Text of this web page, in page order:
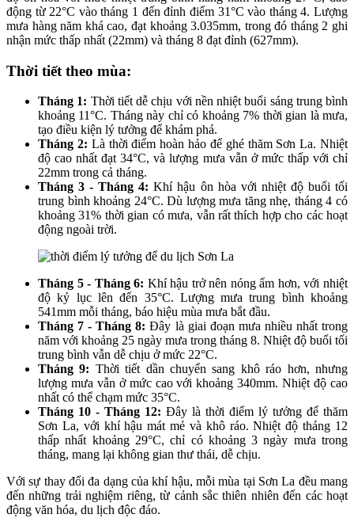
động từ 22°C vào tháng 1 đến đỉnh điểm 31°C vào tháng 4. Lượng
mưa hàng năm khá cao, đạt khoảng 3.035mm, trong đó tháng 2 ghi
nhận mức thấp nhất (22mm) và tháng 8 đạt đỉnh (627mm).
Thời tiết theo mùa:
Tháng 1: Thời tiết dễ chịu với nền nhiệt buổi sáng trung bình
khoảng 11°C. Tháng này chỉ có khoảng 7% thời gian là mưa,
tạo điều kiện lý tưởng để khám phá.
Tháng 2: Là thời điểm hoàn hảo để ghé thăm Sơn La. Nhiệt
độ cao nhất đạt 34°C, và lượng mưa vẫn ở mức thấp với chỉ
22mm trong cả tháng.
Tháng 3 - Tháng 4: Khí hậu ôn hòa với nhiệt độ buổi tối
trung bình khoảng 24°C. Dù lượng mưa tăng nhẹ, tháng 4 có
khoảng 31% thời gian có mưa, vẫn rất thích hợp cho các hoạt
động ngoài trời.
Tháng 5 - Tháng 6: Khí hậu trở nên nóng ẩm hơn, với nhiệt
độ kỷ lục lên đến 35°C. Lượng mưa trung bình khoảng
541mm mỗi tháng, báo hiệu mùa mưa bắt đầu.
Tháng 7 - Tháng 8: Đây là giai đoạn mưa nhiều nhất trong
năm với khoảng 25 ngày mưa trong tháng 8. Nhiệt độ buổi tối
trung bình vẫn dễ chịu ở mức 22°C.
Tháng 9: Thời tiết dần chuyển sang khô ráo hơn, nhưng
lượng mưa vẫn ở mức cao với khoảng 340mm. Nhiệt độ cao
nhất có thể chạm mức 35°C.
Tháng 10 - Tháng 12: Đây là thời điểm lý tưởng để thăm
Sơn La, với khí hậu mát mẻ và khô ráo. Nhiệt độ tháng 12
thấp nhất khoảng 29°C, chỉ có khoảng 3 ngày mưa trong
tháng, mang lại không gian thư thái, dễ chịu.
Với sự thay đổi đa dạng của khí hậu, mỗi mùa tại Sơn La đều mang
đến những trải nghiệm riêng, từ cảnh sắc thiên nhiên đến các hoạt
động văn hóa, du lịch độc đáo.